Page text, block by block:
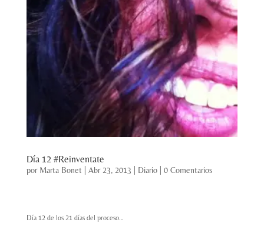
Día 12 #Reinventate
por Marta Bonet Abr 23, 2013 Diario| 0 Comentarios
Día 12 de los 21 días del proceso…